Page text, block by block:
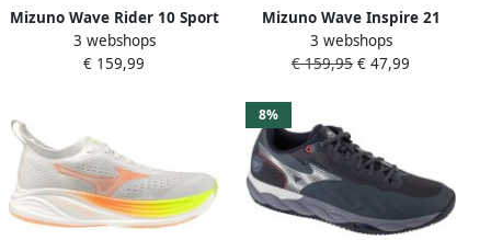
Mizuno Wave Rider 10 Sport
Sneakers Laag Donkergrijs
3 webshops
€ 159,99
Mizuno Wave Inspire 21
Hardloopschoenen Blauw
Vrouw
3 webshops
€ 159,95 € 47,99
8%